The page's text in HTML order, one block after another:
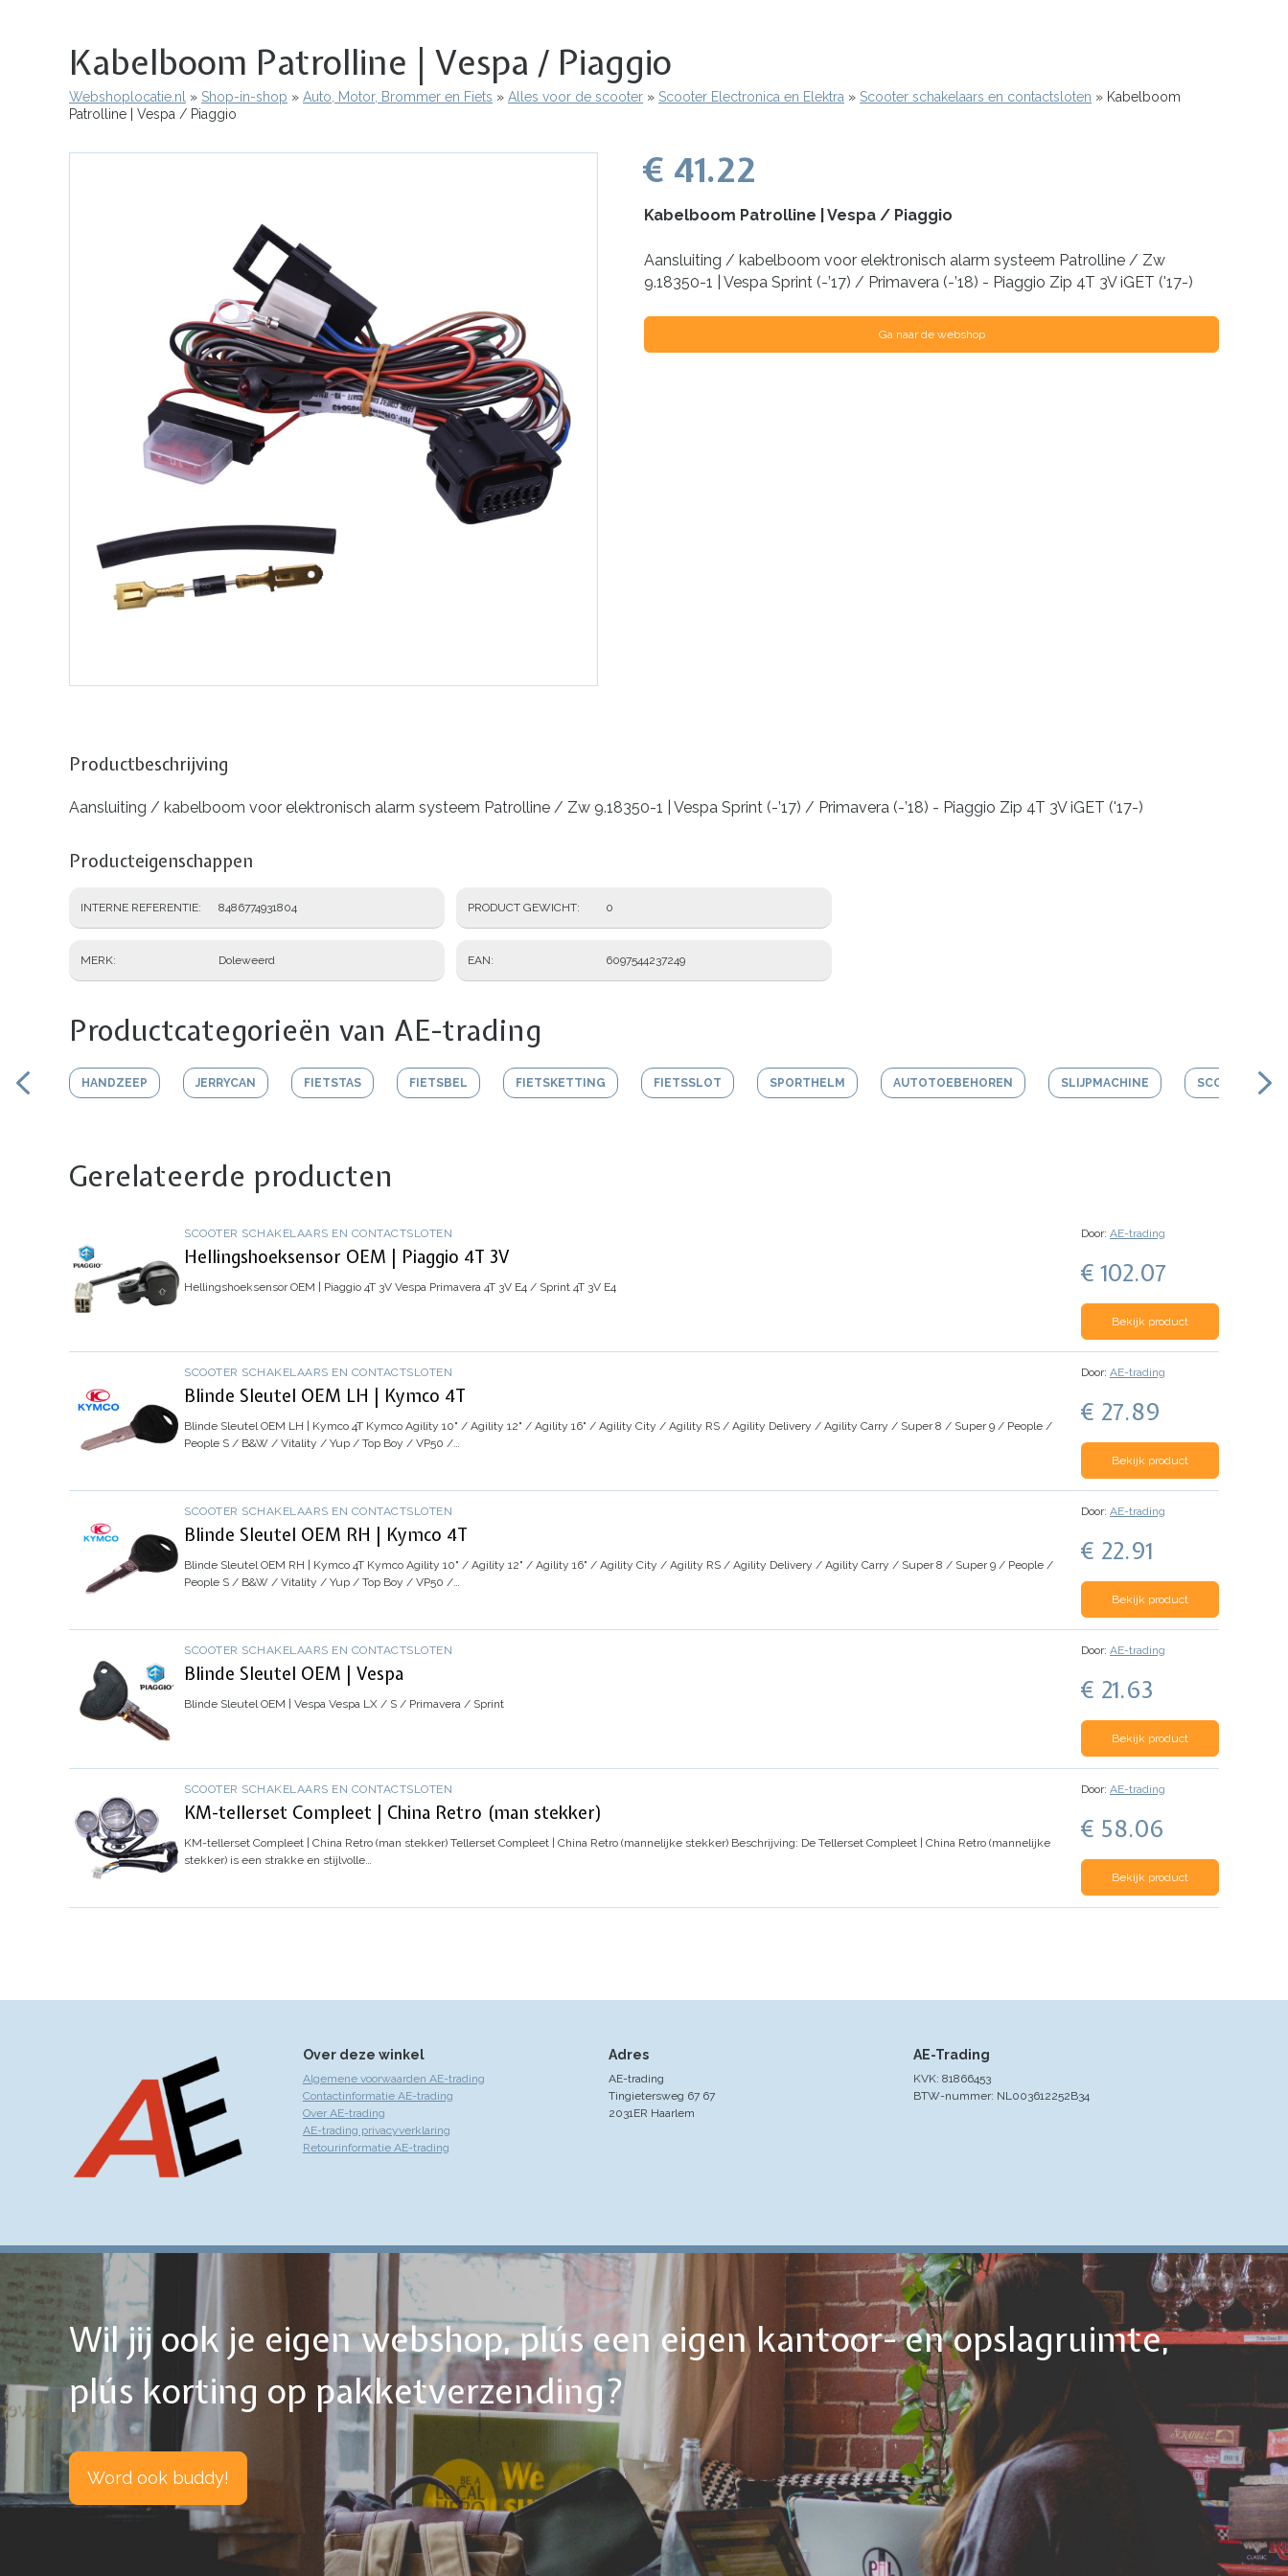
Kabelboom Patrolline | Vespa / Piaggio
Kruimelpad
Webshoplocatie.nl Shop-in-shop Auto, Motor, Brommer en Fiets Alles voor de scooter Scooter Electronica en Elektra Scooter schakelaars en contactsloten
Kabelboom
Patrolline | Vespa / Piaggio
€ 41.22
Kabelboom Patrolline | Vespa / Piaggio
Aansluiting / kabelboom voor elektronisch alarm systeem Patrolline / Zw
9.18350-1 | Vespa Sprint (-’17) / Primavera (-’18) - Piaggio Zip 4T 3V iGET ('17-)
Ga naar de webshop
Productbeschrijving
Aansluiting / kabelboom voor elektronisch alarm systeem Patrolline / Zw 9.18350-1 | Vespa Sprint (-’17) / Primavera (-’18) - Piaggio Zip 4T 3V iGET ('17-)
Producteigenschappen
INTERNE REFERENTIE 8486774931804
MERK Doleweerd
PRODUCT GEWICHT 0
EAN 6097544237249
Productcategorieën van AE-trading
HANDZEEP JERRYCAN FIETSTAS FIETSBEL FIETSKETTING FIETSSLOT SPORTHELM AUTOTOEBEHOREN SLIJPMACHINE SCOOTER
Gerelateerde producten
SCOOTER SCHAKELAARS EN CONTACTSLOTEN
Hellingshoeksensor OEM | Piaggio 4T 3V
Hellingshoeksensor OEM | Piaggio 4T 3V Vespa Primavera 4T 3V E4 / Sprint 4T 3V E4
Door: AE-trading
€ 102.07
Bekijk product
SCOOTER SCHAKELAARS EN CONTACTSLOTEN
Blinde Sleutel OEM LH | Kymco 4T
Blinde Sleutel OEM LH | Kymco 4T Kymco Agility 10" / Agility 12" / Agility 16" / Agility City / Agility RS / Agility Delivery / Agility Carry / Super 8 / Super 9 / People /
People S / B&W / Vitality / Yup / Top Boy / VP50 /…
Door: AE-trading
€ 27.89
Bekijk product
SCOOTER SCHAKELAARS EN CONTACTSLOTEN
Blinde Sleutel OEM RH | Kymco 4T
Blinde Sleutel OEM RH | Kymco 4T Kymco Agility 10" / Agility 12" / Agility 16" / Agility City / Agility RS / Agility Delivery / Agility Carry / Super 8 / Super 9 / People /
People S / B&W / Vitality / Yup / Top Boy / VP50 /…
Door: AE-trading
€ 22.91
Bekijk product
SCOOTER SCHAKELAARS EN CONTACTSLOTEN
Blinde Sleutel OEM | Vespa
Blinde Sleutel OEM | Vespa Vespa LX / S / Primavera / Sprint
Door: AE-trading
€ 21.63
Bekijk product
SCOOTER SCHAKELAARS EN CONTACTSLOTEN
KM-tellerset Compleet | China Retro (man stekker)
KM-tellerset Compleet | China Retro (man stekker) Tellerset Compleet | China Retro (mannelijke stekker) Beschrijving: De Tellerset Compleet | China Retro (mannelijke
stekker) is een strakke en stijlvolle…
Door: AE-trading
€ 58.06
Bekijk product
Over deze winkel
Algemene voorwaarden AE-trading
Contactinformatie AE-trading
Over AE-trading
AE-trading privacyverklaring
Retourinformatie AE-trading
Adres
AE-trading
Tingietersweg 67 67
2031ER Haarlem
AE-Trading
KVK: 81866453
BTW-nummer: NL003612252B34
Wil jij ook je eigen webshop, plús een eigen kantoor- en opslagruimte,
plús korting op pakketverzending?
Word ook buddy!